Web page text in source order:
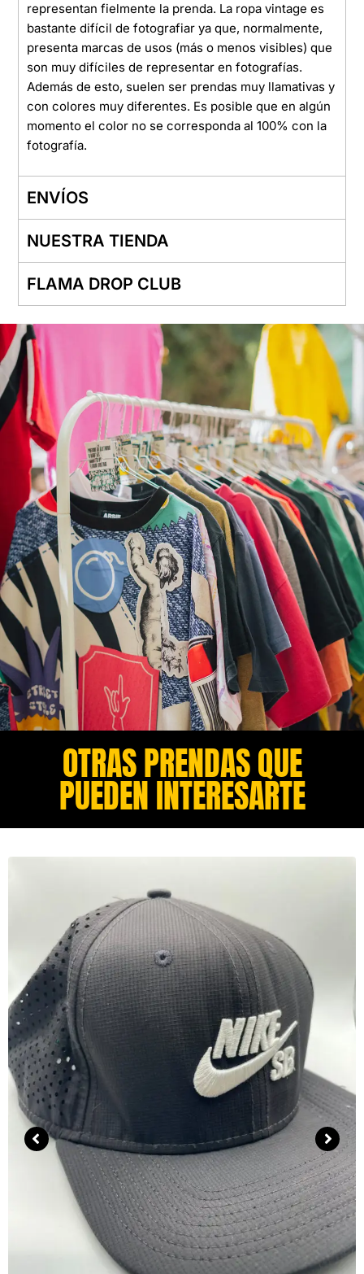
representan fielmente la prenda. La ropa vintage es
bastante difícil de fotografiar ya que, normalmente,
presenta marcas de usos (más o menos visibles) que
son muy difíciles de representar en fotografías.
Además de esto, suelen ser prendas muy llamativas y
con colores muy diferentes. Es posible que en algún
momento el color no se corresponda al 100% con la
fotografía.
ENVÍOS
NUESTRA TIENDA
FLAMA DROP CLUB
OTRAS PRENDAS QUE
PUEDEN INTERESARTE​